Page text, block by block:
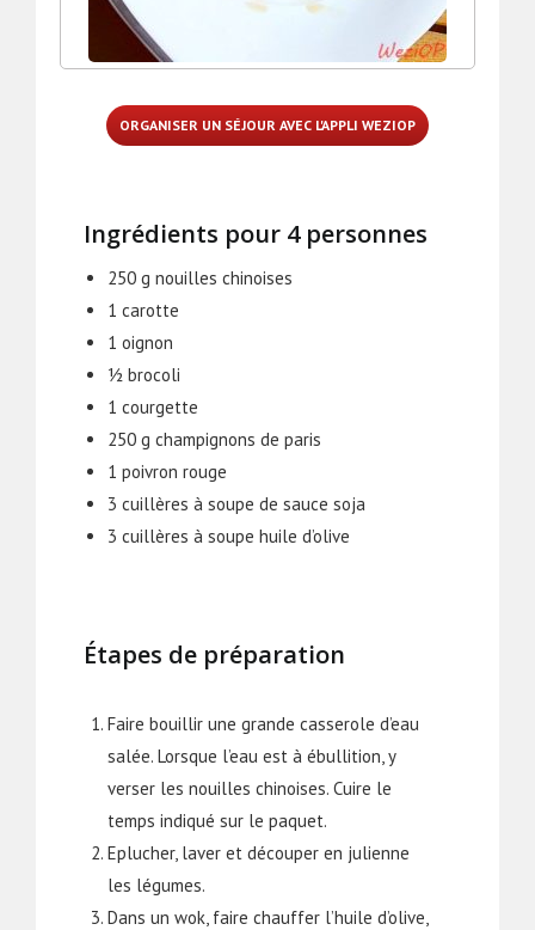
Ingrédients pour 4 personnes
250 g nouilles chinoises
1 carotte
1 oignon
½ brocoli
1 courgette
250 g champignons de paris
1 poivron rouge
3 cuillères à soupe de sauce soja
3 cuillères à soupe huile d’olive
ORGANISER UN SÉJOUR AVEC L'APPLI WEZIOP
Étapes de préparation
Faire bouillir une grande casserole d’eau
salée. Lorsque l’eau est à ébullition, y
verser les nouilles chinoises. Cuire le
temps indiqué sur le paquet.
Eplucher, laver et découper en julienne
les légumes.
Dans un wok, faire chauffer l’huile d’olive,